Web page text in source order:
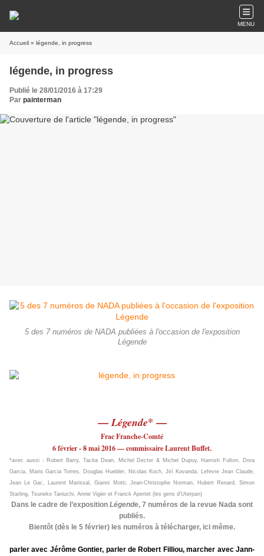
MENU
Accueil » légende, in progress
légende, in progress
Publié le 28/01/2016 à 17:29
Par painterman
5 des 7 numéros de NADA publiées à l'occasion de l'exposition
Légende
—Légende* —
Frac Franche-Comté
6 février - 8 mai 2016— commissaire Laurent Buffet.
*avec aussi : Robert Barry, Tacita Dean, Michel Dector & Michel Dupuy, Hamish Fulton, Dora
Garcia, Mario Garcia Torres, Douglas Huebler, Nicolas Koch, Jirí Kovanda, Lefevre Jean Claude,
Jean Le Gac, Laurent Marissal, Gianni Motti, Jean-Christophe Norman, Hubert Renard, Simon
Starling, Tsuneko Taniuchi, Annie Vigier et Franck Apertet (les gens d’Uterpan)
Dans le cadre de l’exposition Légende, 7 numéros de la revue Nada sont
publiés.
Bientôt (dès le 5 février) les numéros à télécharger, ici même.
parler avec Jérôme Gontier, parler de Robert Filliou, marcher avec Jann-